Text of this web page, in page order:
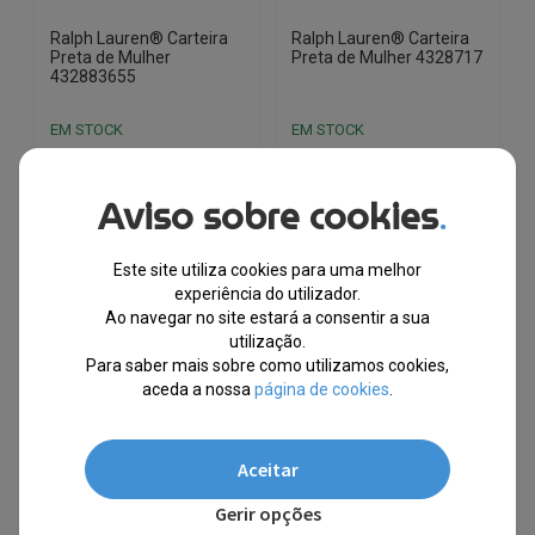
Ralph Lauren® Carteira
Preta de Mulher
432883655
EM STOCK
multiple
options
Ralph Lauren® Carteira
Preta de Mulher 4328717
EM STOCK
This
product
has
multiple
variants.
be
RALPH LAUREN® MALAS MOCHILAS
Aviso sobre cookies.
Este site utiliza cookies para uma melhor
experiência do utilizador.
Ao navegar no site estará a consentir a sua
utilização.
Para saber mais sobre como utilizamos cookies,
aceda a nossa página de cookies
Aceitar
Gerir opções